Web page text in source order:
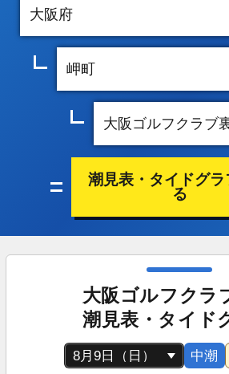
潮見表・タイドグラ
る
大阪ゴルフクラ
潮見表・タイド
中潮